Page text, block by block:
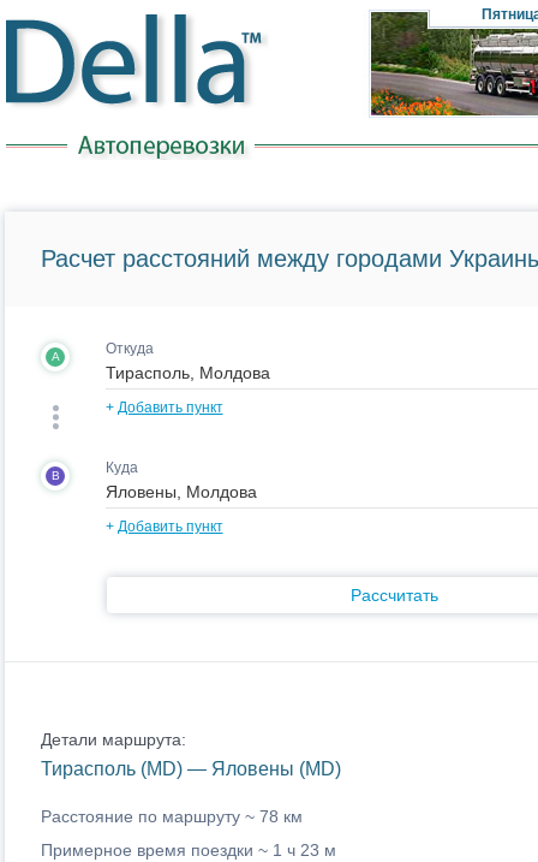
Расчет расстояний между городами
A Откуда
+ Добавить пункт
B Куда
+ Добавить пункт
Рассчитать
Детали маршрута:
Тирасполь (MD) — Яловены (MD)
Расстояние по маршруту ~ 78 км
Примерное время поездки ~ 1 ч 23 м